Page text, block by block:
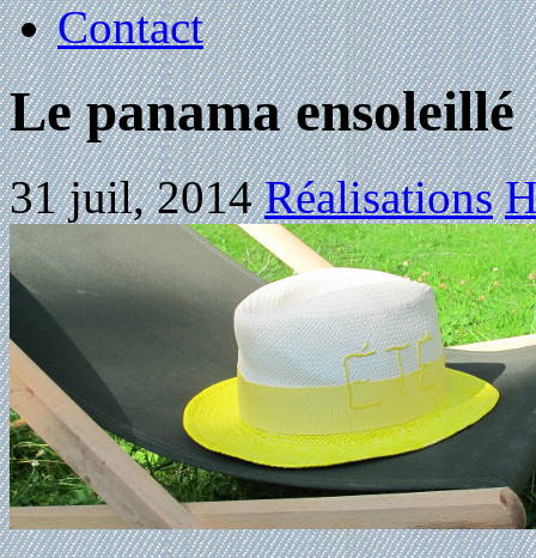
Contact
Le panama ensoleillé
31 juil, 2014 Réalisations